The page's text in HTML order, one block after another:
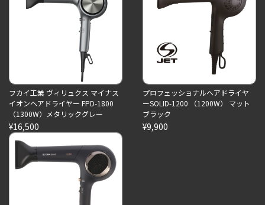
フカイ工業 ヴィリュクス マイナス
イオンヘアドライヤー FPD-1800
（1300W）メタリックグレー
¥16,500
プロフェッショナルヘアドライヤ
ーSOLID-1200 （1200W） マット
ブラック
¥9,900